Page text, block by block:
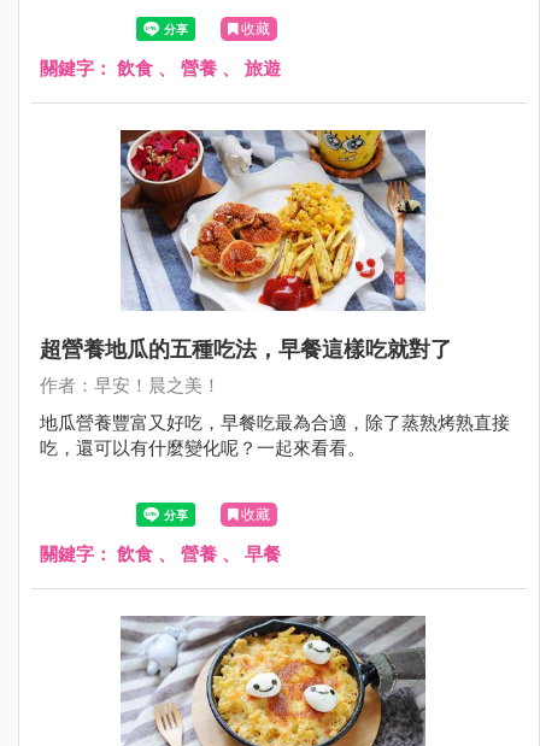
店。你可能會發現我選的必吃早餐都屬於比較簡單的味道，
大概是吃過很浮誇很話題性的早餐之後，還是覺得平實的最
可靠最長久喔。
收藏
關鍵字： 飲食 、 營養 、 旅遊
超營養地瓜的五種吃法，早餐這樣吃就對了
作者：早安！晨之美！
地瓜營養豐富又好吃，早餐吃最為合適，除了蒸熟烤熟直接
吃，還可以有什麼變化呢？一起來看看。
收藏
關鍵字： 飲食 、 營養 、 早餐